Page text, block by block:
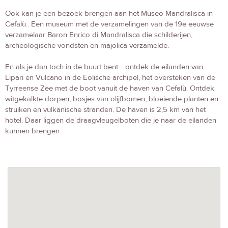
Ook kan je een bezoek brengen aan het Museo Mandralisca in
Cefalù.. Een museum met de verzamelingen van de 19e eeuwse
verzamelaar Baron Enrico di Mandralisca die schilderijen,
archeologische vondsten en majolica verzamelde.
En als je dan toch in de buurt bent… ontdek de eilanden van
Lipari en Vulcano in de Eolische archipel, het oversteken van de
Tyrreense Zee met de boot vanuit de haven van Cefalù. Ontdek
witgekalkte dorpen, bosjes van olijfbomen, bloeiende planten en
struiken en vulkanische stranden. De haven is 2,5 km van het
hotel. Daar liggen de draagvleugelboten die je naar de eilanden
kunnen brengen.